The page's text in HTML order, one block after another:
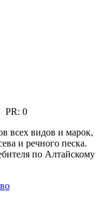
PR: 0
всех видов и марок,
и речного песка.
по Алтайскому